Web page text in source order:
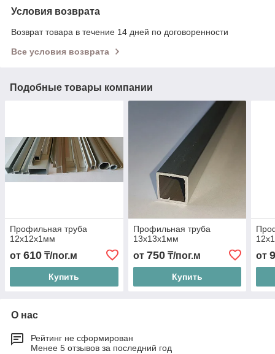
Условия возврата
Возврат товара в течение 14 дней по договоренности
Все условия возврата
Подобные товары компании
Профильная труба
12х12х1мм
от 610 ₸/пог.м
Купить
Профильная труба
13х13х1мм
от 750₸/пог.м
Купить
от
О нас
Рейтинг не сформирован
Менее 5 отзывов за последний год